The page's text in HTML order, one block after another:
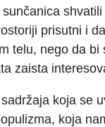
sunčanica
prisutni i
telu, nego da
zaista
koja se
koja